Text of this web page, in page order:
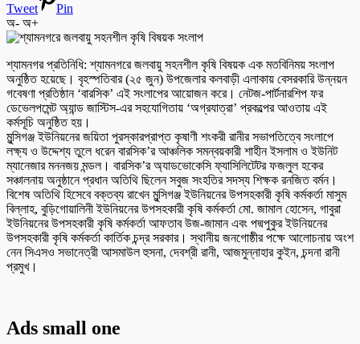
Tweet
Pin
অ- অ+
শ্যামনগর প্রতিনিধি: শ্যামনগরে জলবায়ু সহনশীল কৃষি বিষয়ক এক মতবিনিময় সংলাপ
অনুষ্ঠিত হয়েছে। বৃহস্পতিবার (২৫ জুন) উপজেলার কলবাড়ী এলাকায় বেসরকারি উন্নয়ন
গবেষণা প্রতিষ্ঠান ‘বারসিক’ এই সংলাপের আয়োজন করে। নেটজ-পার্টনারশিপ ফর
ডেভেলপমেন্ট অ্যান্ড জাস্টিস-এর সহযোগিতায় ‘অগ্রযাত্রা’ প্রকল্পের আওতায় এই
কর্মসূচি অনুষ্ঠিত হয়।
মুন্সিগঞ্জ ইউনিয়নের জয়িতা পুরস্কারপ্রাপ্ত কৃষাণী শংকরী রানীর সভাপতিত্বে সংলাপে
লক্ষ্য ও উদ্দেশ্য তুলে ধরেন বারসিক’র আঞ্চলিক সমন্বয়কারী শাহীন ইসলাম ও ইউনিট
ম্যানেজার মননজয় মন্ডল। বারসিক’র অ্যাডভোকেসি ফ্যাসিলিটেটর ফজলুল হকের
সঞ্চালনায় অনুষ্ঠানে প্রধান অতিথি ছিলেন সবুজ সংহতির সদস্য শিক্ষক রনজিত বর্মন।
বিশেষ অতিথি হিসেবে বক্তব্য রাখেন মুন্সিগঞ্জ ইউনিয়নের উপসহকারী কৃষি কর্মকর্তা মাসুম
বিল্লাহ, বুড়িগোয়ালিনী ইউনিয়নের উপসহকারী কৃষি কর্মকর্তা মো. জামাল হোসেন, গাবুরা
ইউনিয়নের উপসহকারী কৃষি কর্মকর্তা আফতাব উজ-জামান এবং পদ্মপুকুর ইউনিয়নের
উপসহকারী কৃষি কর্মকর্তা কার্তিক চন্দ্র সরকার। স্থানীয় জনগোষ্ঠীর পক্ষে আলোচনায় অংশ
নেন সিএসও সভানেত্রী আসমাউল হুসনা, দেবশ্রী রানী, আজমুন্নাহার কুইন, চন্দনা রানী
প্রমুখ।
Ads small one